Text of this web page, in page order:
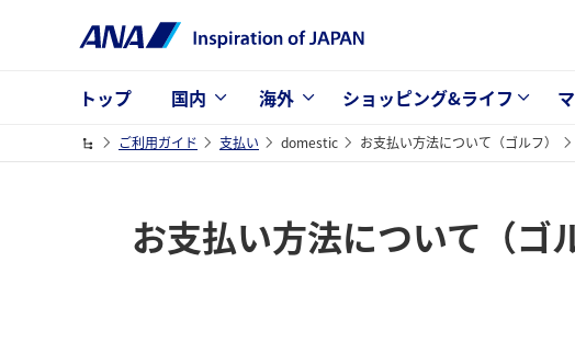
トップ 国内 海外 ショッピング&ライフ
ご利用ガイド 支払い domestic お支払い方法について（ゴルフ）
お支払い方法について（ゴ